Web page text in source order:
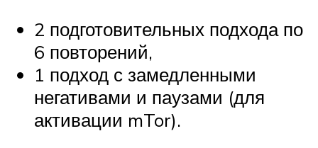
2 подготовительных подхода по
6 повторений,
1 подход с замедленными
негативами и паузами (для
активации mTor).